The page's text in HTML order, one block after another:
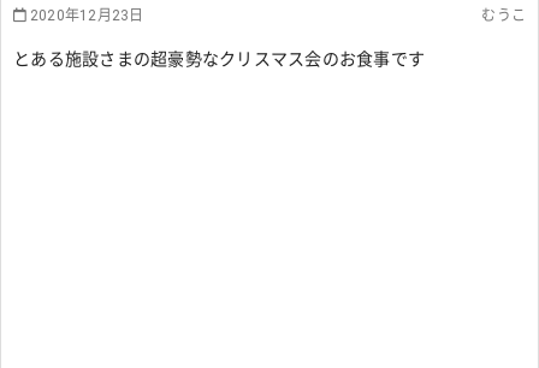
2020年12月23日 むうこ
とある施設さまの超豪勢なクリスマス会のお食事です